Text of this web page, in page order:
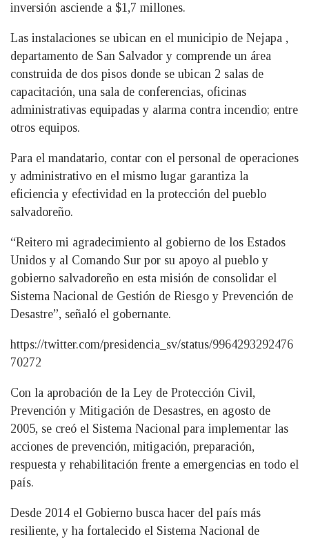
inversión asciende a $1,7 millones.
Las instalaciones se ubican en el municipio de Nejapa ,
departamento de San Salvador y comprende un área
construida de dos pisos donde se ubican 2 salas de
capacitación, una sala de conferencias, oficinas
administrativas equipadas y alarma contra incendio; entre
otros equipos.
Para el mandatario, contar con el personal de operaciones
y administrativo en el mismo lugar garantiza la
eficiencia y efectividad en la protección del pueblo
salvadoreño.
“Reitero mi agradecimiento al gobierno de los Estados
Unidos y al Comando Sur por su apoyo al pueblo y
gobierno salvadoreño en esta misión de consolidar el
Sistema Nacional de Gestión de Riesgo y Prevención de
Desastre”, señaló el gobernante.
https://twitter.com/presidencia_sv/status/9964293292476
70272
Con la aprobación de la Ley de Protección Civil,
Prevención y Mitigación de Desastres, en agosto de
2005, se creó el Sistema Nacional para implementar las
acciones de prevención, mitigación, preparación,
respuesta y rehabilitación frente a emergencias en todo el
país.
Desde 2014 el Gobierno busca hacer del país más
resiliente, y ha fortalecido el Sistema Nacional de